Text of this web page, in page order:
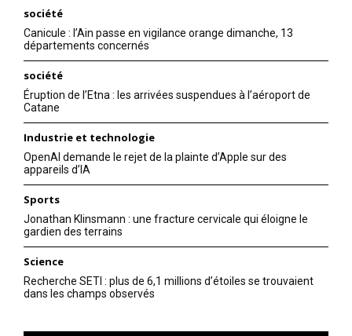
société
Canicule : l’Ain passe en vigilance orange dimanche, 13
départements concernés
société
Éruption de l’Etna : les arrivées suspendues à l’aéroport de
Catane
Industrie et technologie
OpenAI demande le rejet de la plainte d’Apple sur des
appareils d’IA
Sports
Jonathan Klinsmann : une fracture cervicale qui éloigne le
gardien des terrains
Science
Recherche SETI : plus de 6,1 millions d’étoiles se trouvaient
dans les champs observés